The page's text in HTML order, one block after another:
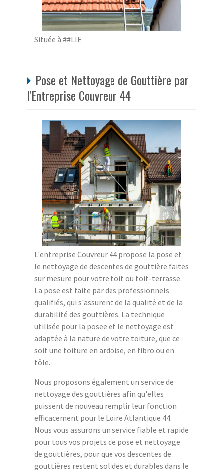
Située à ##LIE
Pose et Nettoyage de Gouttière par
l'Entreprise Couvreur 44
L'entreprise Couvreur 44 propose la pose et
le nettoyage de descentes de gouttière faites
sur mesure pour votre toit ou toit-terrasse.
La pose est faite par des professionnels
qualifiés, qui s'assurent de la qualité et de la
durabilité des gouttières. La technique
utilisée pour la posee et le nettoyage est
adaptée à la nature de votre toiture, que ce
soit une toiture en ardoise, en fibro ou en
tôle.
Nous proposons également un service de
nettoyage des gouttières afin qu'elles
puissent de nouveau remplir leur fonction
efficacement pour le Loire Atlantique 44.
Nous vous assurons un service fiable et rapide
pour tous vos projets de pose et nettoyage
de gouttières, pour que vos descentes de
gouttières restent solides et durables dans le